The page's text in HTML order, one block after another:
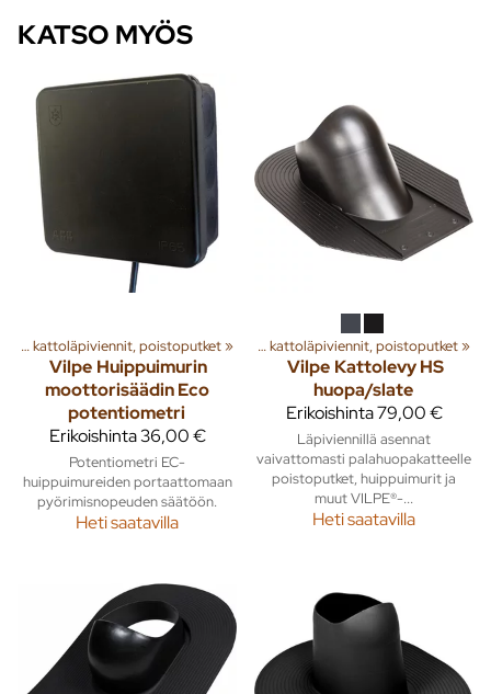
KATSO MYÖS
Huippuimurit, kattoläpiviennit, poistoputket‪»
Vilpe Huippuimurin
moottorisäädin Eco
potentiometri
Erikoishinta36,00 €
Potentiometri EC-
huippuimureiden portaattomaan
pyörimisnopeuden säätöön.
Heti saatavilla
Rakenna ‪» Ilmanvaihto‪» Huippuimurit, kattoläpiviennit, poistoputket‪»
Vilpe Kattolevy HS
huopa/slate
Erikoishinta79,00 €
Läpiviennillä asennat
vaivattomasti palahuopakatteelle
poistoputket, huippuimurit ja
muut VILPE®-...
Heti saatavilla